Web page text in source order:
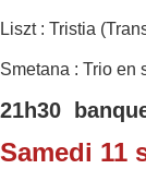
Liszt : Tristia
Smetana : Trio en
21h30
Samedi 11